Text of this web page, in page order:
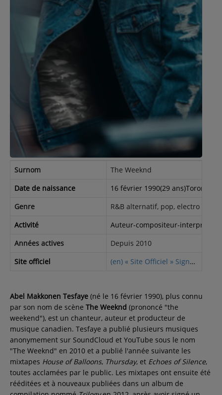
Régie Publicitaire
Recherche d'un titre
Surnom
The Weeknd
Date de naissance
16 février 1990(29 ans)Toronto,
Genre
R&B alternatif, pop, electro et
Activité
Auteur-compositeur-interprète,
Années actives
Depuis 2010
Site officiel
(en) « Site Officiel » Signature de The Weeknd
Abel Makkonen Tesfaye (né le 16 février 1990), plus connu
par son nom de scène The Weeknd (prononcé "the
weekend"), est un chanteur, auteur et producteur de
musique canadien. Tesfaye a publié plusieurs musiques
anonymement sur SoundCloud et YouTube sous le nom
"The Weeknd" en 2010 et a publié l'année suivante les
mixtapes House of Balloons, Thursday, et Echoes of Silence,
toutes acclamées par le public. Les mixtapes ont ensuite été
rééditées et à nouveaux publiées dans un album de